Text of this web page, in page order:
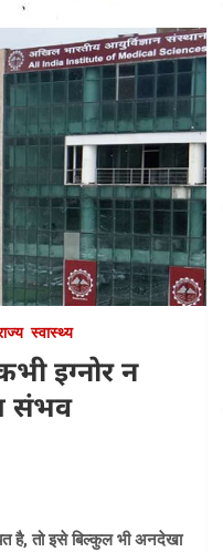
स्वास्थ्य
इग्नोर न
संभव
है, तो इसे बिल्कुल भी अनदेखा